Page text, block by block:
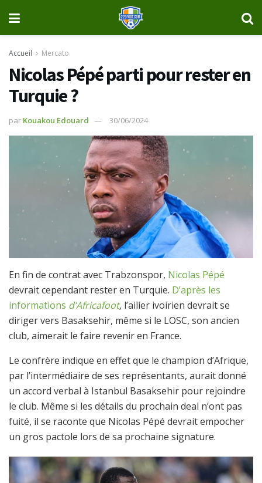
Accueil Mercato
Nicolas Pépé parti pour rester en
Turquie ?
par Kouakou Edouard 30/06/2024
En fin de contrat avec Trabzonspor, Nicolas Pépé
devrait cependant rester en Turquie. D’après les
informations d’Africafoot, l’ailier ivoirien devrait se
diriger vers Basaksehir, même si le LOSC, son ancien
club, aimerait le faire revenir en France.
Le confrère indique en effet que le champion d’Afrique,
par l’intermédiaire de ses représentants, aurait donné
un accord verbal à Istanbul Basaksehir pour rejoindre
le club. Même si les détails du prochain deal n’ont pas
fuité, il se raconte que Nicolas Pépé devrait empocher
un gros pactole lors de sa prochaine signature.